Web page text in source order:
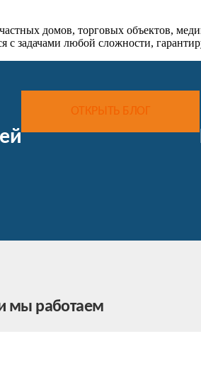
домов, торговых объектов,
с задачами любой сложности,
ОТКРЫТЬ БЛОГ
мы работаем